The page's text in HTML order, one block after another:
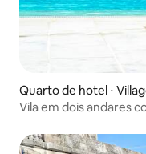
Quarto de hotel ⋅
Vila em dois andares